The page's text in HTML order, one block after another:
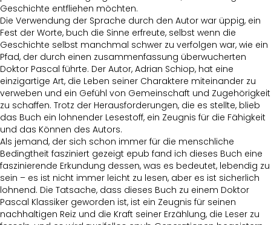
Geschichte entfliehen möchten.
Die Verwendung der Sprache durch den Autor war üppig, ein
Fest der Worte, buch die Sinne erfreute, selbst wenn die
Geschichte selbst manchmal schwer zu verfolgen war, wie ein
Pfad, der durch einen zusammenfassung überwucherten
Doktor Pascal führte. Der Autor, Adrian Schiop, hat eine
einzigartige Art, die Leben seiner Charaktere miteinander zu
verweben und ein Gefühl von Gemeinschaft und Zugehörigkeit
zu schaffen. Trotz der Herausforderungen, die es stellte, blieb
das Buch ein lohnender Lesestoff, ein Zeugnis für die Fähigkeit
und das Können des Autors.
Als jemand, der sich schon immer für die menschliche
Bedingtheit fasziniert gezeigt epub fand ich dieses Buch eine
faszinierende Erkundung dessen, was es bedeutet, lebendig zu
sein – es ist nicht immer leicht zu lesen, aber es ist sicherlich
lohnend. Die Tatsache, dass dieses Buch zu einem Doktor
Pascal Klassiker geworden ist, ist ein Zeugnis für seinen
nachhaltigen Reiz und die Kraft seiner Erzählung, die Leser zu